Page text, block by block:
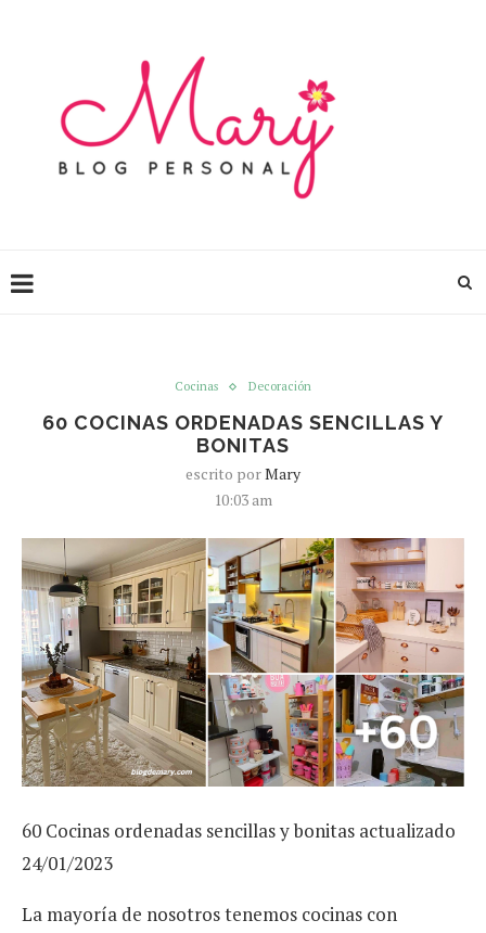
Cocinas Decoración
60 COCINAS ORDENADAS SENCILLAS Y
BONITAS
escrito porMary
10:03 am
60 Cocinas ordenadas sencillas y bonitas actualizado
24/01/2023
La mayoría de nosotros tenemos cocinas con